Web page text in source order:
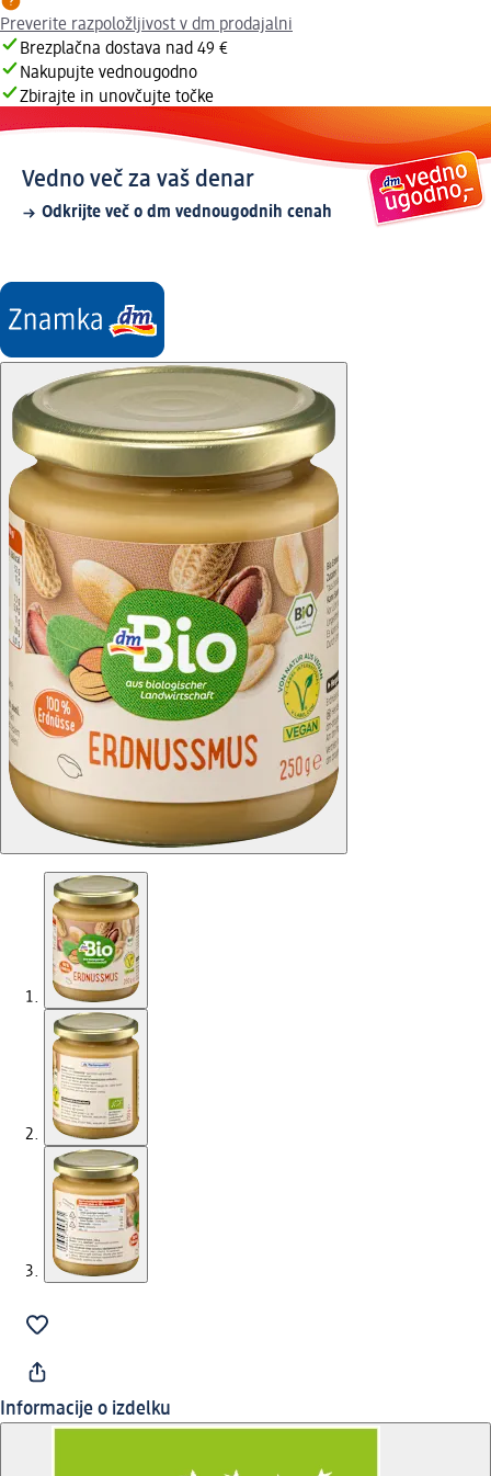
Preverite razpoložljivost v dm prodajalni
Brezplačna dostava nad 49 €
Nakupujte vednougodno
Zbirajte in unovčujte točke
Vedno več za vaš denar
Odkrijte več o dm vednougodnih cenah
Informacije o izdelku